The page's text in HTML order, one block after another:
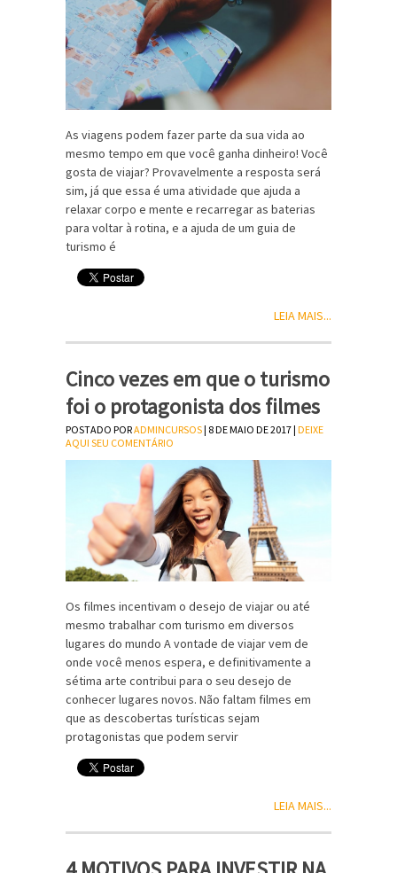
As viagens podem fazer parte da sua vida ao
mesmo tempo em que você ganha dinheiro! Você
gosta de viajar? Provavelmente a resposta será
sim, já que essa é uma atividade que ajuda a
relaxar corpo e mente e recarregar as baterias
para voltar à rotina, e a ajuda de um guia de
turismo é
LEIA MAIS...
Cinco vezes em que o turismo
foi o protagonista dos filmes
POSTADO PORADMINCURSOS| 8 DE MAIO DE 2017 | DEIXE
AQUI SEU COMENTÁRIO
Os filmes incentivam o desejo de viajar ou até
mesmo trabalhar com turismo em diversos
lugares do mundo A vontade de viajar vem de
onde você menos espera, e definitivamente a
sétima arte contribui para o seu desejo de
conhecer lugares novos. Não faltam filmes em
que as descobertas turísticas sejam
protagonistas que podem servir
LEIA MAIS...